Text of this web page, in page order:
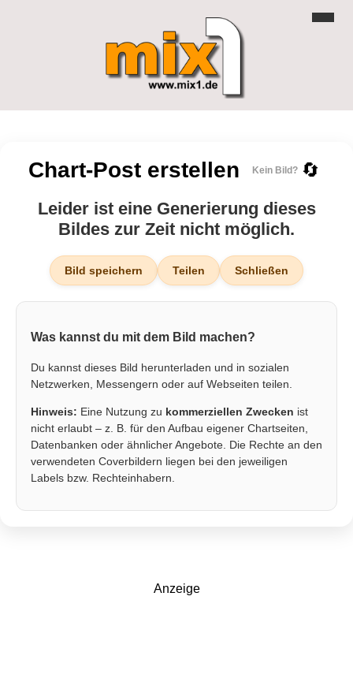
Chart-Post erstellen Kein Bild? 🔄
Leider ist eine Generierung dieses
Bildes zur Zeit nicht möglich.
Bild speichern Teilen Schließen
Was kannst du mit dem Bild machen?
Du kannst dieses Bild herunterladen und in sozialen
Netzwerken, Messengern oder auf Webseiten teilen.
Hinweis: Eine Nutzung zu kommerziellen Zwecken ist
nicht erlaubt – z. B. für den Aufbau eigener Chartseiten,
Datenbanken oder ähnlicher Angebote. Die Rechte an den
verwendeten Coverbildern liegen bei den jeweiligen
Labels bzw. Rechteinhabern.
Anzeige